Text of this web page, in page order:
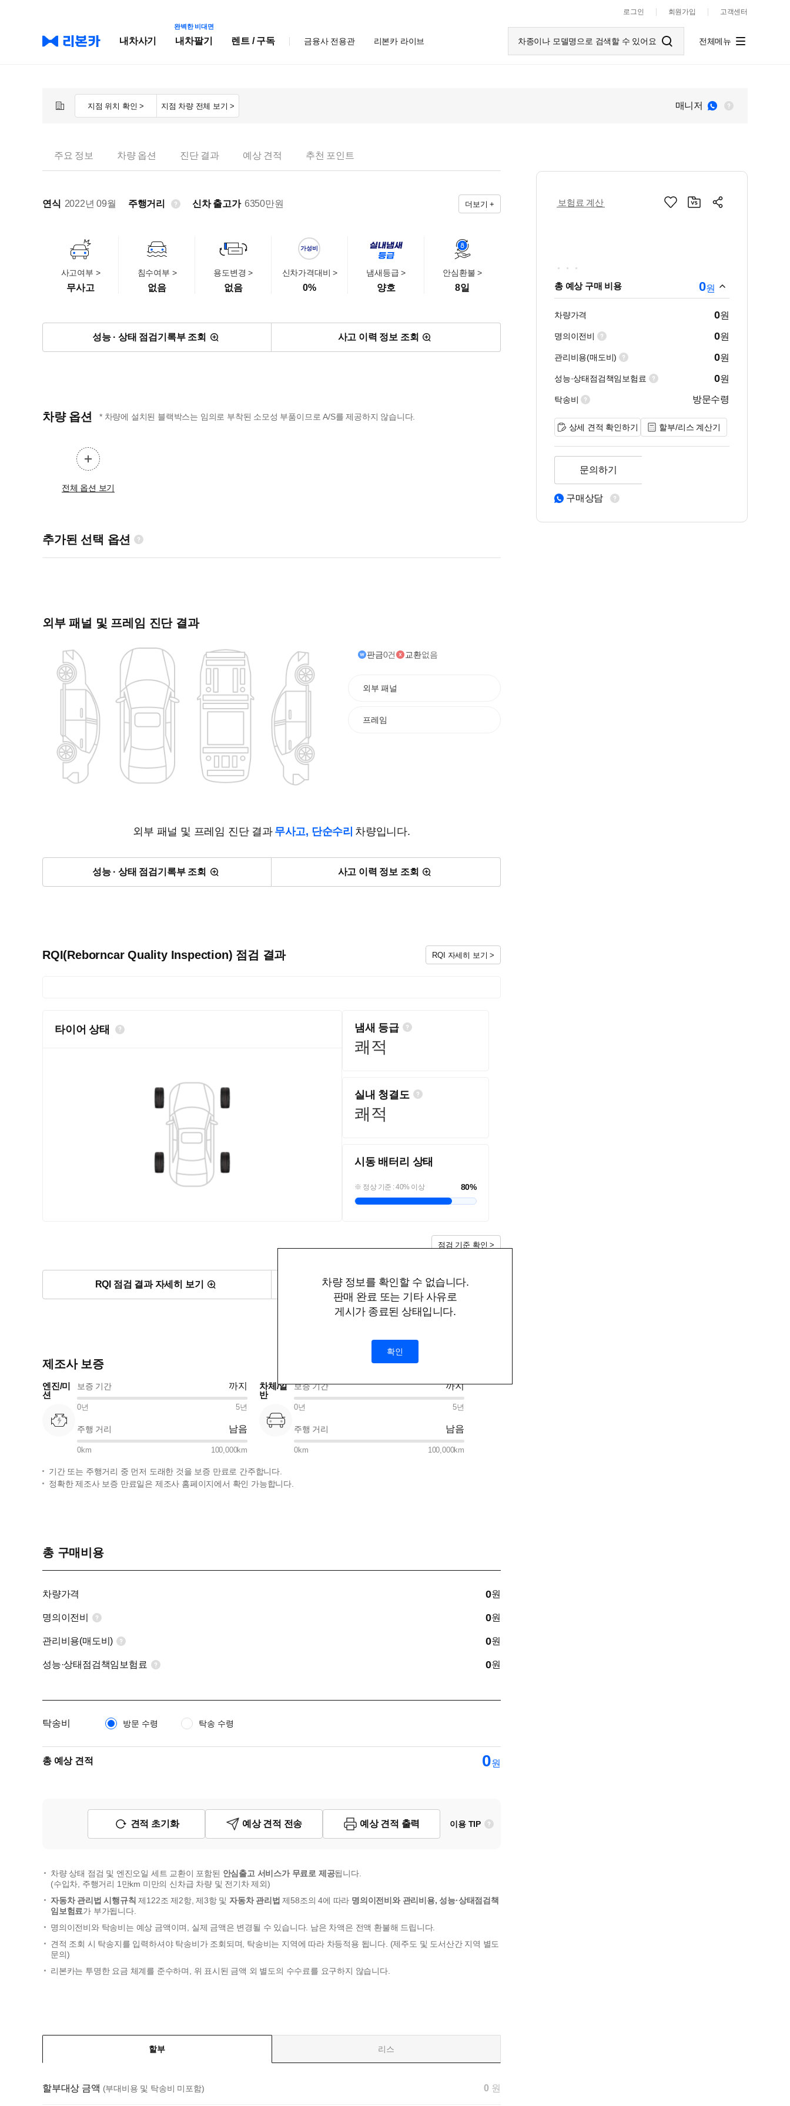
로그인 회원가입 고객센터
내차사기
완벽한 비대면
내차팔기 렌트 / 구독 금융사 전용관 리본카 라이브 차종이나 모델명으로 검색할 수 있어요 전체메뉴
차량 정보를 확인할 수 없습니다.
판매 완료 또는 기타 사유로
게시가 종료된 상태입니다.
확인
지점 위치 확인 > 지점 차량 전체 보기 > 매니저
주요 정보 차량 옵션 진단 결과 예상 견적 추천 포인트
연식 2022년 09월 주행거리 신차 출고가 6350만원 더보기 +
사고여부 >
무사고
침수여부 >
없음
용도변경 >
없음
가성비
신차가격대비 >
0%
냄새등급 >
양호
안심환불 >
8일
성능 · 상태 점검기록부 조회 사고 이력 정보 조회
차량 옵션 * 차량에 설치된 블랙박스는 임의로 부착된 소모성 부품이므로 A/S를 제공하지 않습니다.
전체 옵션 보기
추가된 선택 옵션
외부 패널 및 프레임 진단 결과
판금0건 교환없음
외부 패널
프레임
외부 패널 및 프레임 진단 결과 무사고, 단순수리 차량입니다.
성능 · 상태 점검기록부 조회 사고 이력 정보 조회
RQI(Reborncar Quality Inspection) 점검 결과 RQI 자세히 보기 >
타이어 상태 냄새 등급
쾌적
실내 청결도
쾌적
시동 배터리 상태
※ 정상 기준 : 40% 이상 80%
점검 기준 확인 >
RQI 점검 결과 자세히 보기 RQI 점검 리포트 다운로드
제조사 보증
엔진/미
션
보증 기간 까지
0년 5년
주행 거리 남음
0km 100,000km
차체/일
반
보증 기간 까지
0년 5년
주행 거리 남음
0km 100,000km
기간 또는 주행거리 중 먼저 도래한 것을 보증 만료로 간주합니다.
정확한 제조사 보증 만료일은 제조사 홈페이지에서 확인 가능합니다.
총 구매비용
차량가격 0원
명의이전비 0원
관리비용(매도비) 0원
성능·상태점검책임보험료 0원
탁송비 방문 수령 탁송 수령
총 예상 견적 0원
견적 초기화 예상 견적 전송 예상 견적 출력 이용 TIP
차량 상태 점검 및 엔진오일 세트 교환이 포함된 안심출고 서비스가 무료로 제공됩니다.
(수입차, 주행거리 1만km 미만의 신차급 차량 및 전기차 제외)
자동차 관리법 시행규칙 제122조 제2항, 제3항 및자동차 관리법 제58조의 4에 따라 명의이전비와 관리비용, 성능·상태점검책
임보험료가 부가됩니다.
명의이전비와 탁송비는 예상 금액이며, 실제 금액은 변경될 수 있습니다. 남은 차액은 전액 환불해 드립니다.
견적 조회 시 탁송지를 입력하셔야 탁송비가 조회되며, 탁송비는 지역에 따라 차등적용 됩니다. (제주도 및 도서산간 지역 별도
문의)
리본카는 투명한 요금 체계를 준수하며, 위 표시된 금액 외 별도의 수수료를 요구하지 않습니다.
할부 리스
할부대상 금액 (부대비용 및 탁송비 미포함) 0 원
보험료 계산
총 예상 구매 비용 0원
차량가격 0원
명의이전비 0원
관리비용(매도비) 0원
성능·상태점검책임보험료 0원
탁송비 방문수령
상세 견적 확인하기 할부/리스 계산기
문의하기
구매상담